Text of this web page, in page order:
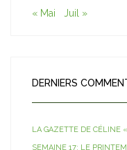
« Mai Juil »
DERNIERS
LA GAZETTE DE CÉLINE
SEMAINE 17: LE